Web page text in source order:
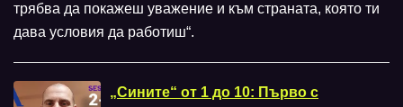
трябва да покажеш уважение и към страната, която ти
дава условия да работиш“.
„Сините“ от 1 до 10: Първо с